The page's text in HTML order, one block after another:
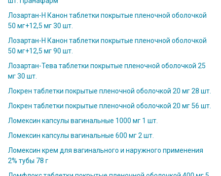
Лозартан-Н Канон таблетки покрытые пленочной оболочкой
50 мг+12,5 мг 30 шт.
Лозартан-Н Канон таблетки покрытые пленочной оболочкой
50 мг+12,5 мг 90 шт.
Лозартан-Тева таблетки покрытые пленочной оболочкой 25
мг 30 шт.
Локрен таблетки покрытые пленочной оболочкой 20 мг 28 шт.
Локрен таблетки покрытые пленочной оболочкой 20 мг 56 шт.
Ломексин капсулы вагинальные 1000 мг 1 шт.
Ломексин капсулы вагинальные 600 мг 2 шт.
Ломексин крем для вагинального и наружного применения
2% тубы 78 г